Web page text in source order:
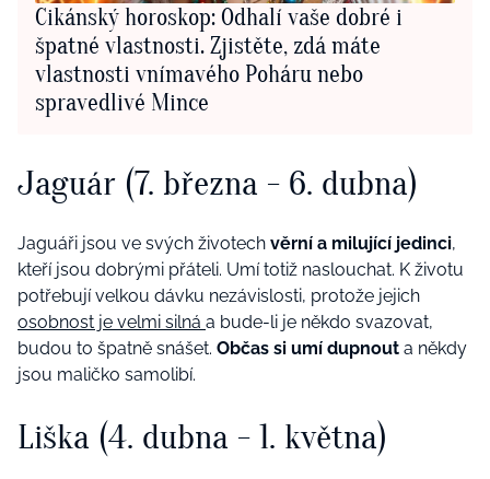
Cikánský horoskop: Odhalí vaše dobré i
špatné vlastnosti. Zjistěte, zdá máte
vlastnosti vnímavého Poháru nebo
spravedlivé Mince
Jaguár (7. března - 6. dubna)
Jaguáři jsou ve svých životech věrní a milující jedinci,
kteří jsou dobrými přáteli. Umí totiž naslouchat. K životu
potřebují velkou dávku nezávislosti, protože jejich
osobnost je velmi silná a bude-li je někdo svazovat,
budou to špatně snášet. Občas si umí dupnout a někdy
jsou maličko samolibí.
Liška (4. dubna - 1. května)